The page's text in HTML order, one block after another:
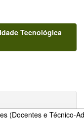
Tecnológica